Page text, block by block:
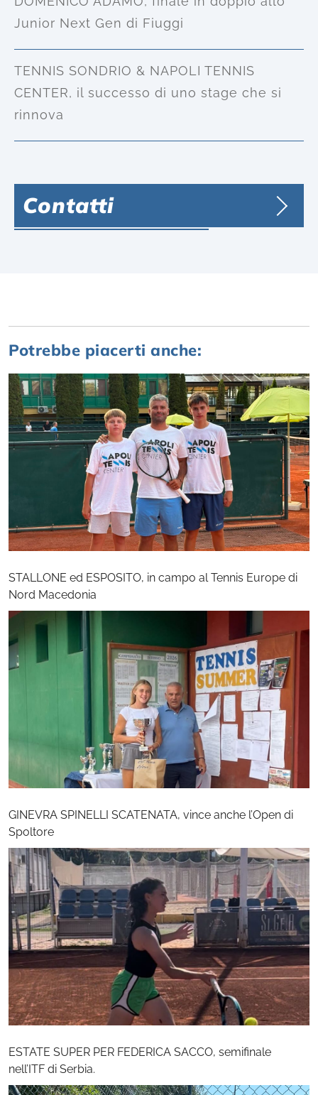
Junior Next Gen di Fiuggi
TENNIS SONDRIO & NAPOLI TENNIS
CENTER, il successo di uno stage che si
rinnova
Contatti
Potrebbe piacerti anche:
STALLONE ed ESPOSITO, in campo al Tennis Europe di
Nord Macedonia
GINEVRA SPINELLI SCATENATA, vince anche l’Open di
Spoltore
ESTATE SUPER PER FEDERICA SACCO, semifinale
nell’ITF di Serbia.